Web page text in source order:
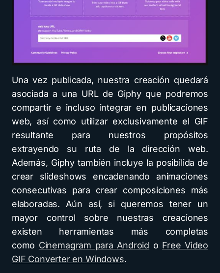
Una vez publicada, nuestra creación quedará
asociada a una URL de Giphy que podremos
compartir e incluso integrar en publicaciones
web, así como utilizar exclusivamente el GIF
resultante para nuestros propósitos
extrayendo su ruta de la dirección web.
Además, Giphy también incluye la posibilida de
crear slideshows encadenando animaciones
consecutivas para crear composiciones más
elaboradas. Aún así, si queremos tener un
mayor control sobre nuestras creaciones
existen herramientas más completas
como Cinemagram para Android o Free Video
GIF Converter en Windows.